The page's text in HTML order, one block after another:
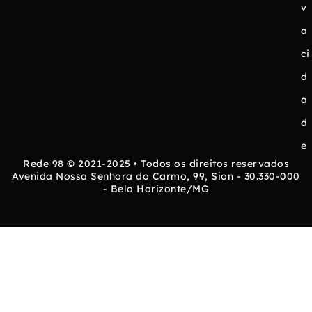
v
a
ci
d
a
d
e
Rede 98 © 2021-2025 • Todos os direitos reservados
Avenida Nossa Senhora do Carmo, 99, Sion - 30.330-000
- Belo Horizonte/MG